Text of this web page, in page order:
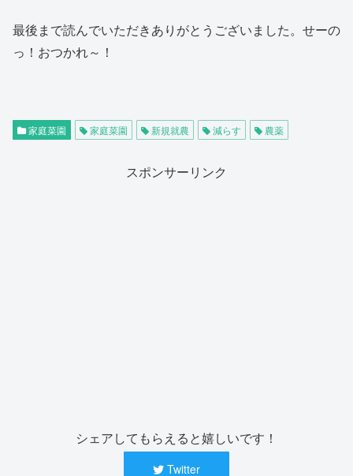
最後まで読んでいただきありがとうございました。せーの
っ！おつかれ～！
家庭菜園 家庭菜園 新規就農 減らす 農薬
スポンサーリンク
シェアしてもらえると嬉しいです！
Twitter